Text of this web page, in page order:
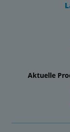
Aktuelle